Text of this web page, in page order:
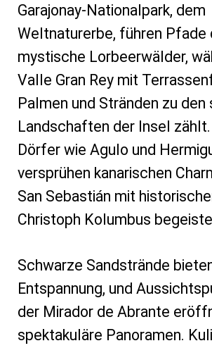
Garajonay-Nationalpark, dem
Weltnaturerbe, führen Pfade
mystische Lorbeerwälder,
Valle Gran Rey mit
Palmen und Stränden zu
Landschaften der Insel
Dörfer wie Agulo und
versprühen kanarischen
San Sebastián mit
Christoph Kolumbus
Schwarze Sandstrände
Entspannung, und
der Mirador de Abrante
spektakuläre Panoramen.